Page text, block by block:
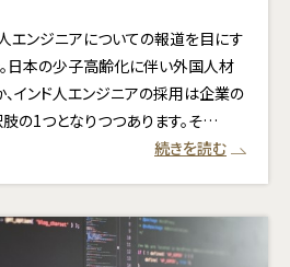
エンジニアについての報道を目にす
日本の少子高齢化に伴い外国人材
インド人エンジニアの採用は企業の
の1つとなりつつあります。そ…
続きを読む